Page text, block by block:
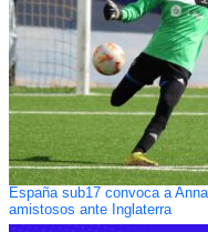
España sub17 convoca a
amistosos ante Inglaterra